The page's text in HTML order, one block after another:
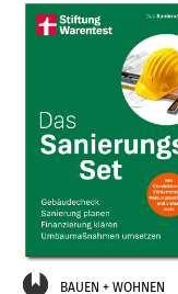
BAUEN + WOHNEN